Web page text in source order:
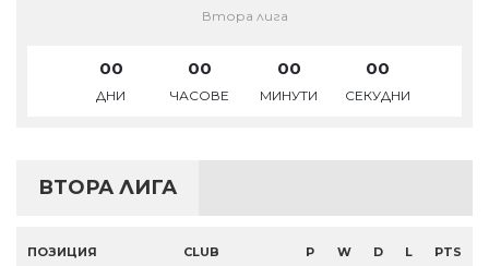
Втора лига
00
ДНИ
00
ЧАСОВЕ
00
МИНУТИ
00
СЕКУДНИ
ВТОРА ЛИГА
ПОЗИЦИЯ CLUB P W D L PTS